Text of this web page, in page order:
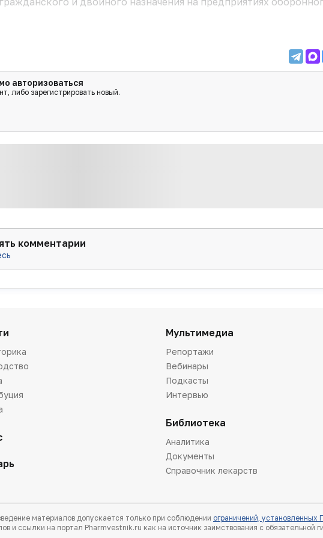
авторизоваться
либо зарегистрировать новый.
комментарии
Мультимедиа
Репортажи
Вебинары
Подкасты
Интервью
Библиотека
Аналитика
Документы
Справочник лекарств
материалов допускается только при соблюдении ограничений,
и ссылки на портал Pharmvestnik.ru как на источник заимствования с обязательной